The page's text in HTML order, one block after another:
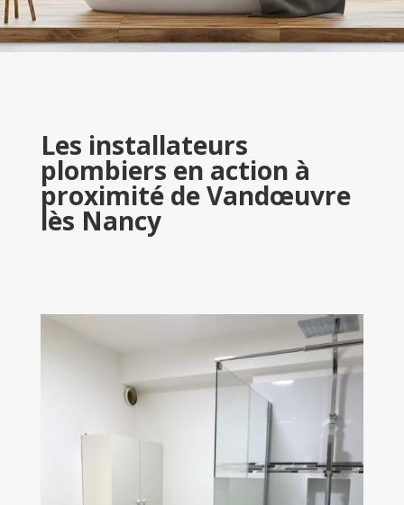
Les installateurs
plombiers en action à
proximité de Vandœuvre
lès Nancy